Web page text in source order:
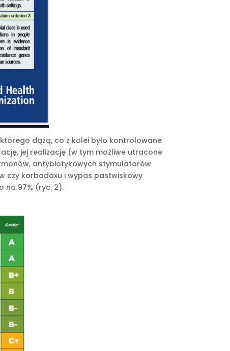
dążą, co z kolei było kontrolowane
jej realizację (w tym możliwe utracone
antybiotykowych stymulatorów
czy karbadoxu i wypas pastwiskowy
na 97% (ryc. 2).